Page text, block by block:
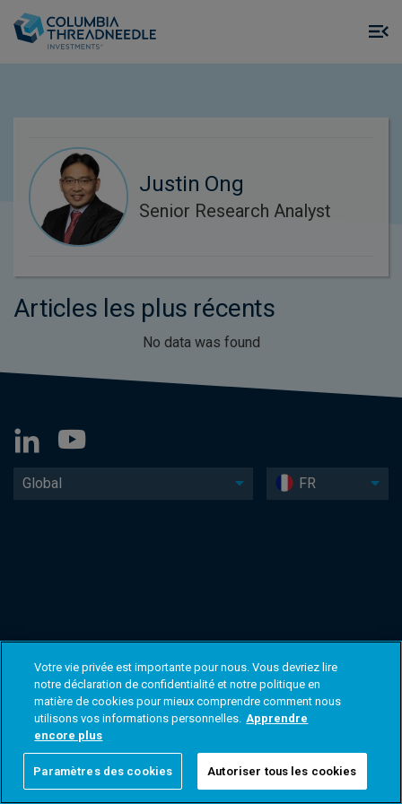
Justin Ong
Senior Research Analyst
Articles les plus récents
No data was found
Global FR
Votre vie privée est importante pour nous. Vous devriez lire
notre déclaration de confidentialité et notre politique en
matière de cookies pour mieux comprendre comment nous
utilisons vos informations personnelles. Apprendre
encore plus
Paramètres des cookies Autoriser tous les cookies